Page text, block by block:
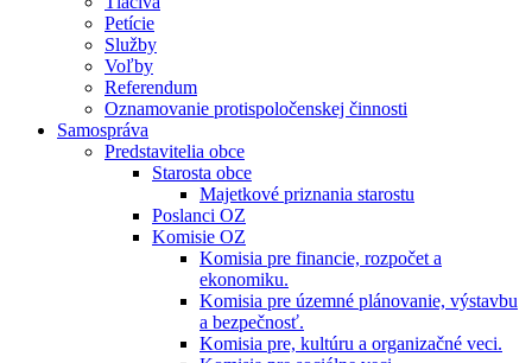
Petície
Služby
Voľby
Referendum
Oznamovanie protispoločenskej činnosti
Samospráva
Predstavitelia obce
Starosta obce
Majetkové priznania starostu
Poslanci OZ
Komisie OZ
Komisia pre financie, rozpočet a
ekonomiku.
Komisia pre územné plánovanie, výstavbu
a bezpečnosť.
Komisia pre, kultúru a organizačné veci.